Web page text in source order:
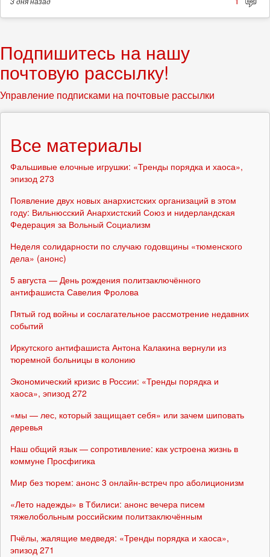
Подпишитесь на нашу
почтовую рассылку!
Управление подписками на почтовые рассылки
Все материалы
Фальшивые елочные игрушки: «Тренды порядка и хаоса»,
эпизод 273
Появление двух новых анархистских организаций в этом
году: Вильнюсский Анархистский Союз и нидерландская
Федерация за Вольный Социализм
Неделя солидарности по случаю годовщины «тюменского
дела» (анонс)
5 августа — День рождения политзаключённого
антифашиста Савелия Фролова
Пятый год войны и сослагательное рассмотрение недавних
событий
Иркутского антифашиста Антона Калакина вернули из
тюремной больницы в колонию
Экономический кризис в России: «Тренды порядка и
хаоса», эпизод 272
«мы — лес, который защищает себя» или зачем шиповать
деревья
Наш общий язык — сопротивление: как устроена жизнь в
коммуне Просфигика
Мир без тюрем: анонс 3 онлайн-встреч про аболиционизм
«Лето надежды» в Тбилиси: анонс вечера писем
тяжелобольным российским политзаключённым
Пчёлы, жалящие медведя: «Тренды порядка и хаоса»,
эпизод 271